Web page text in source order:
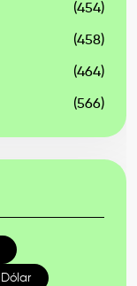
(454)
(458)
(464)
(566)
Dólar